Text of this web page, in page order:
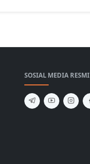
SOSIAL MEDIA RESMI